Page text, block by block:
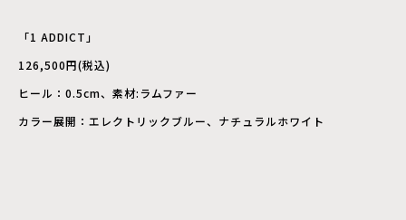
「1 ADDICT」
126,500円(税込)
ヒール：0.5cm、素材:ラムファー
カラー展開：エレクトリックブルー、ナチュラルホワイト